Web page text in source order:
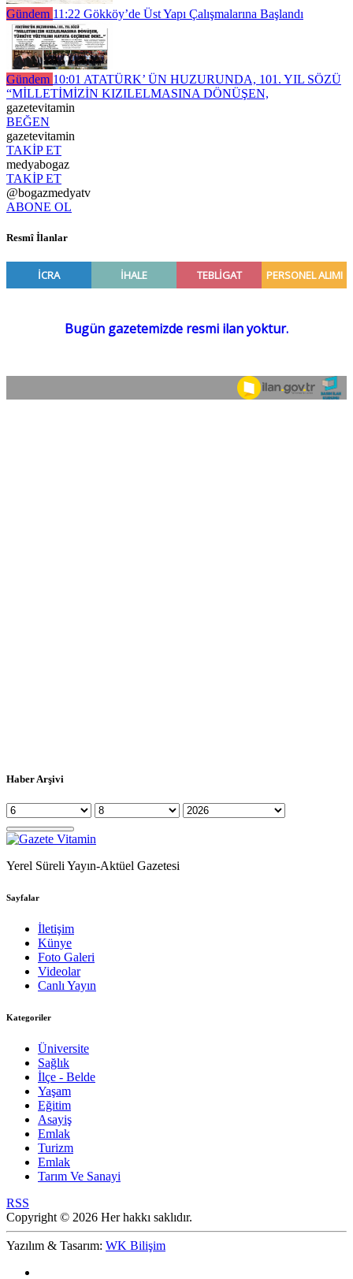
Gündem 11:22 Gökköy’de Üst Yapı Çalışmalarına Başlandı
Gündem 10:01 ATATÜRK’ ÜN HUZURUNDA, 101. YIL SÖZÜ
“MİLLETİMİZİN KIZILELMASINA DÖNÜŞEN,
gazetevitamin
BEĞEN
gazetevitamin
TAKİP ET
medyabogaz
TAKİP ET
@bogazmedyatv
ABONE OL
Resmî İlanlar
Haber Arşivi
Yerel Süreli Yayın-Aktüel Gazetesi
Sayfalar
İletişim
Künye
Foto Galeri
Videolar
Canlı Yayın
Kategoriler
Üniversite
Sağlık
İlçe - Belde
Yaşam
Eğitim
Asayiş
Emlak
Turizm
Emlak
Tarım Ve Sanayi
RSS
Copyright © 2026 Her hakkı saklıdır.
Yazılım & Tasarım: WK Bilişim